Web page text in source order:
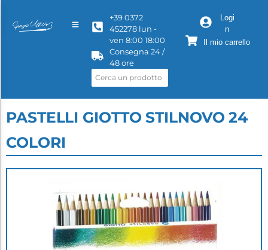
+39 0372
452278 lun -
ven 8:00 18:00
Consegna 24 /
48 ore
Logi
n
Il mio carrello
PASTELLI GIOTTO STILNOVO 24
COLORI